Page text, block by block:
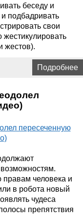
беседу и
и подбадривать
свои
жестов).
Подробнее
человека и
в робота новый
чудеса
препятствия